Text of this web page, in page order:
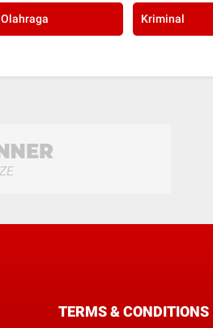
Olahraga Kriminal
TERMS & CONDITIONS